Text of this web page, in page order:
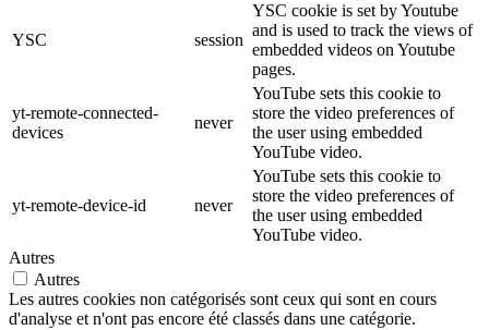
YSC session
YSC cookie is set by Youtube
and is used to track the views of
embedded videos on Youtube
pages.
yt-remote-connected-
devices
never
YouTube sets this cookie to
store the video preferences of
the user using embedded
YouTube video.
yt-remote-device-id never
YouTube sets this cookie to
store the video preferences of
the user using embedded
YouTube video.
Autres
Autres
Les autres cookies non catégorisés sont ceux qui sont en cours
d'analyse et n'ont pas encore été classés dans une catégorie.